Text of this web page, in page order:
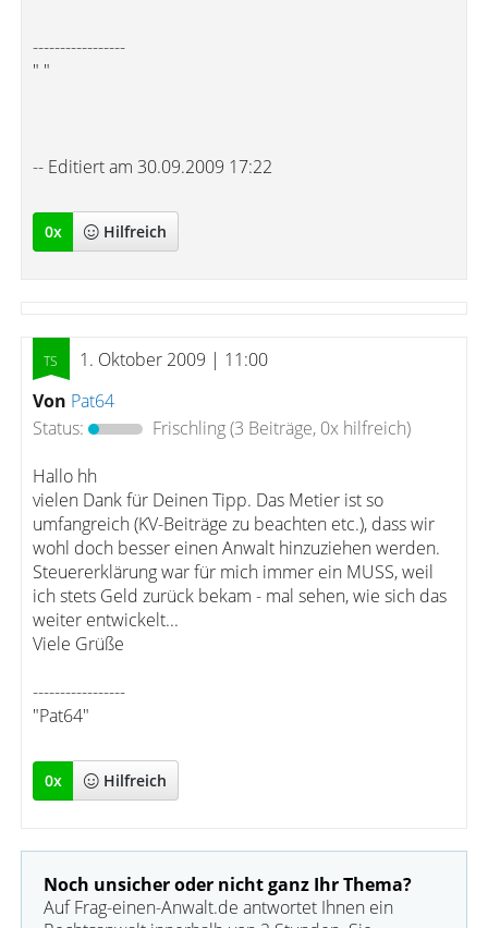
-----------------
" "
-- Editiert am 30.09.2009 17:22
0x Hilfreich
1. Oktober 2009 | 11:00
Von Pat64
Status:
Frischling(3 Beiträge, 0x hilfreich)
Hallo hh
vielen Dank für Deinen Tipp. Das Metier ist so
umfangreich (KV-Beiträge zu beachten etc.), dass wir
wohl doch besser einen Anwalt hinzuziehen werden.
Steuererklärung war für mich immer ein MUSS, weil
ich stets Geld zurück bekam - mal sehen, wie sich das
weiter entwickelt...
Viele Grüße
-----------------
"Pat64"
0x Hilfreich
Noch unsicher oder nicht ganz Ihr Thema?
Auf Frag-einen-Anwalt.de antwortet Ihnen ein